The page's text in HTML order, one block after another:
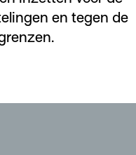
en tegen de